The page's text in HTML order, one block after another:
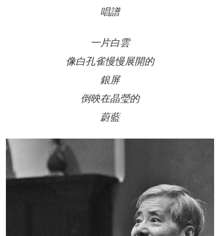
唱譜
一片白雲
像白孔雀慢慢展開的
銀屏
倒映在晶瑩的
蔚藍